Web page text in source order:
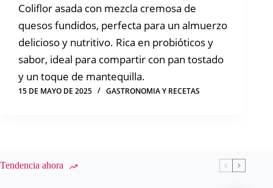
Coliflor asada con mezcla cremosa de
quesos fundidos, perfecta para un almuerzo
delicioso y nutritivo. Rica en probióticos y
sabor, ideal para compartir con pan tostado
y un toque de mantequilla.
15 DE MAYO DE 2025 GASTRONOMIA Y RECETAS
Tendencia ahora